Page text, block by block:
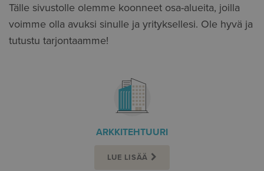
Tälle sivustolle olemme koonneet osa-alueita, joilla
voimme olla avuksi sinulle ja yrityksellesi. Ole hyvä ja
tutustu tarjontaamme!
ARKKITEHTUURI
LUE LISÄÄ